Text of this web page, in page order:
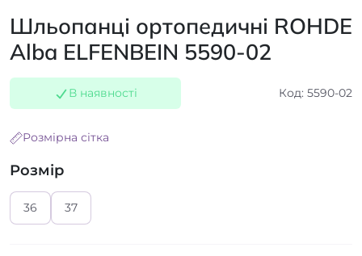
Шльопанці ортопедичні ROHDE
Alba ELFENBEIN 5590-02
В наявності Код: 5590-02
Розмірна сітка
Розмір
36 37